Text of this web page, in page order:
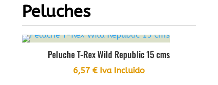
Peluches
Peluche T-Rex Wild Republic 15 cms
6,57€ Iva Incluido